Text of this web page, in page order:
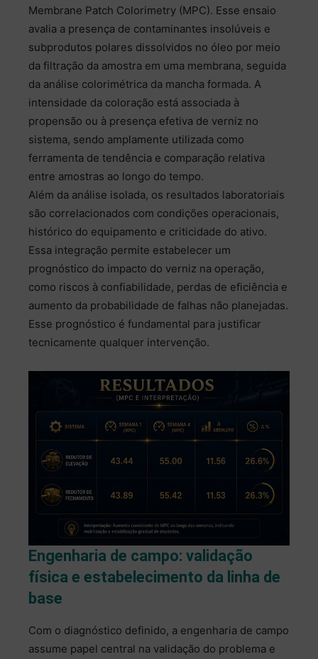
Membrane Patch Colorimetry (MPC). Esse ensaio
avalia a presença de contaminantes insolúveis e
subprodutos polares dissolvidos no óleo por meio
da filtração da amostra em uma membrana, seguida
da análise colorimétrica da mancha formada. A
intensidade da coloração está associada à
propensão ou à presença efetiva de verniz no
sistema, sendo amplamente utilizada como
ferramenta de tendência e comparação relativa
entre amostras ao longo do tempo.
Além da análise isolada, os resultados laboratoriais
são correlacionados com condições operacionais,
histórico do equipamento e criticidade do ativo.
Essa integração permite estabelecer um
prognóstico do impacto do verniz na operação,
como riscos à confiabilidade, perdas de eficiência e
aumento da probabilidade de falhas não planejadas.
Esse prognóstico é fundamental para justificar
tecnicamente qualquer intervenção.
Engenharia de campo: validação
física e estabelecimento da linha de
base
Com o diagnóstico definido, a engenharia de campo
assume papel central na validação do problema e